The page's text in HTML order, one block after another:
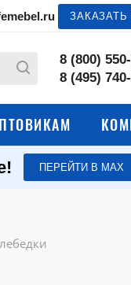
8 (800)
8 (495)
ПЕРЕЙТИ В МАХ